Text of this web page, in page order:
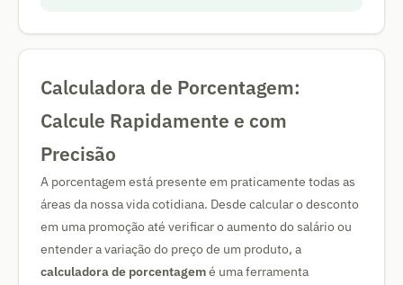
Calculadora de Porcentagem:
Calcule Rapidamente e com
Precisão
A porcentagem está presente em praticamente todas as
áreas da nossa vida cotidiana. Desde calcular o desconto
em uma promoção até verificar o aumento do salário ou
entender a variação do preço de um produto, a
calculadora de porcentagemé uma ferramenta